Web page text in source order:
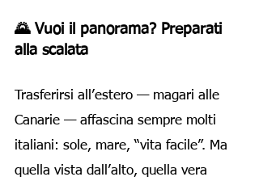
🌄 Vuoi il panorama? Preparati
alla scalata
Trasferirsi all’estero — magari alle
Canarie — affascina sempre molti
italiani: sole, mare, “vita facile”. Ma
quella vista dall’alto, quella vera